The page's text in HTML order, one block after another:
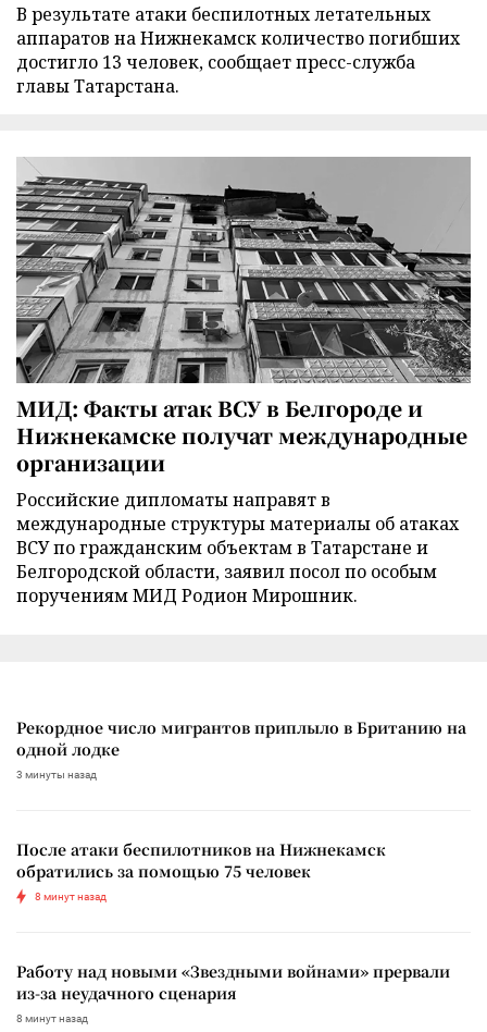
В результате атаки беспилотных летательных
аппаратов на Нижнекамск количество погибших
достигло 13 человек, сообщает пресс-служба
главы Татарстана.
МИД: Факты атак ВСУ в Белгороде и
Нижнекамске получат международные
организации
Российские дипломаты направят в
международные структуры материалы об атаках
ВСУ по гражданским объектам в Татарстане и
Белгородской области, заявил посол по особым
поручениям МИД Родион Мирошник.
Рекордное число мигрантов приплыло в Британию на
одной лодке
3 минуты назад
После атаки беспилотников на Нижнекамск
обратились за помощью 75 человек
8 минут назад
Работу над новыми «Звездными войнами» прервали
из-за неудачного сценария
8 минут назад